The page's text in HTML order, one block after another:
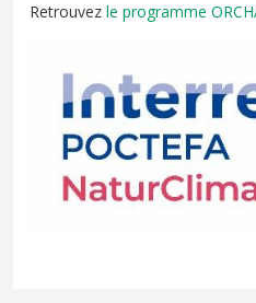
Retrouvez le programme